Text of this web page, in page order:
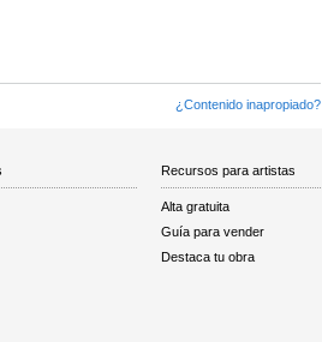
¿Contenido inapropiado?
Recursos para artistas
Alta gratuita
Guía para vender
Destaca tu obra